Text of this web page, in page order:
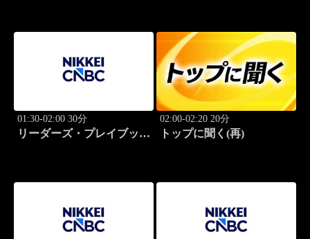
01:30-02:00 30分
リーダーズ・プレイブック
02:00-02:20 20分
トップに聞く(再)